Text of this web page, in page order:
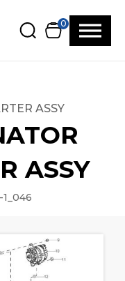
0
ASSY
ASSY
1_046